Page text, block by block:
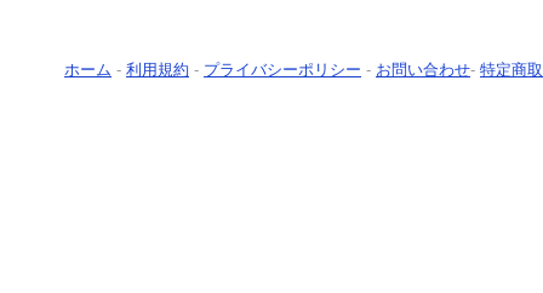
ホーム - 利用規約 - プライバシーポリシー - お問い合わせ- 特定商